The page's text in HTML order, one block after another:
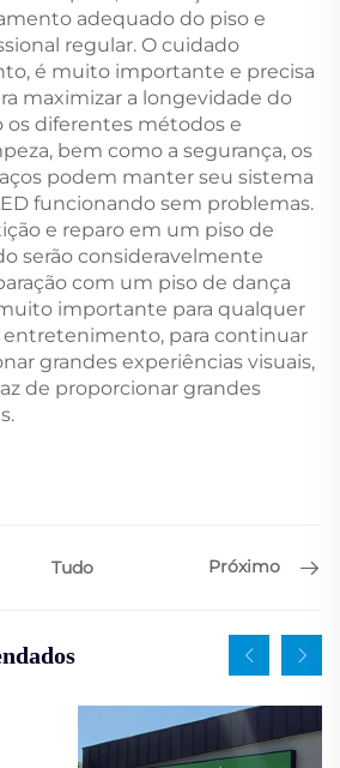
adequado do piso e
regular. O cuidado
é muito importante e precisa
maximizar a longevidade do
os diferentes métodos e
bem como a segurança, os
podem manter seu sistema
funcionando sem problemas.
e reparo em um piso de
serão consideravelmente
com um piso de dança
importante para qualquer
entretenimento, para continuar
grandes experiências visuais,
de proporcionar grandes
Tudo Próximo